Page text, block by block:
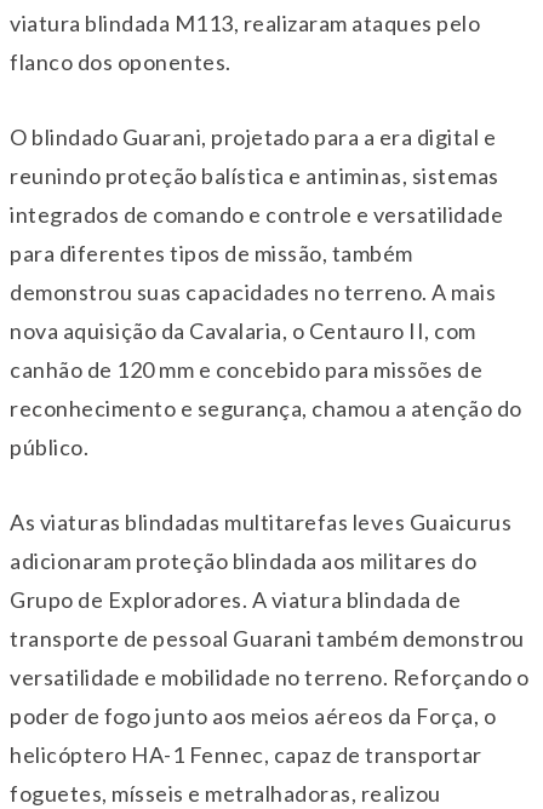
viatura blindada M113, realizaram ataques pelo
flanco dos oponentes.
O blindado Guarani, projetado para a era digital e
reunindo proteção balística e antiminas, sistemas
integrados de comando e controle e versatilidade
para diferentes tipos de missão, também
demonstrou suas capacidades no terreno. A mais
nova aquisição da Cavalaria, o Centauro II, com
canhão de 120 mm e concebido para missões de
reconhecimento e segurança, chamou a atenção do
público.
As viaturas blindadas multitarefas leves Guaicurus
adicionaram proteção blindada aos militares do
Grupo de Exploradores. A viatura blindada de
transporte de pessoal Guarani também demonstrou
versatilidade e mobilidade no terreno. Reforçando o
poder de fogo junto aos meios aéreos da Força, o
helicóptero HA-1 Fennec, capaz de transportar
foguetes, mísseis e metralhadoras, realizou